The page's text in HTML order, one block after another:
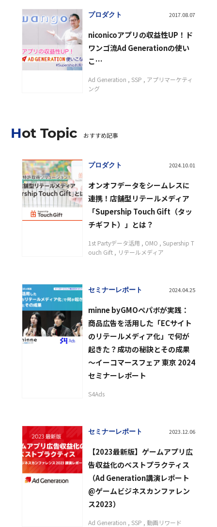
プロダクト 2017.08.07
niconicoアプリの収益性UP！ド
ワンゴ流Ad Generationの使い
こ…
Ad Generation SSP
アプリマーケティ
ング
Hot Topic おすすめ記事
プロダクト 2024.10.01
オンオフデータをシームレスに
連携！店舗型リテールメディア
「Supership Touch Gift（タッ
チギフト）」とは？
1st Partyデータ活用 OMO
Supership T
ouch Gift
リテールメディア
セミナーレポート 2024.04.25
minne byGMOペパボが実践：
商品広告を活用した「ECサイト
のリテールメディア化」で何が
起きた？成功の秘訣とその成果
〜イーコマースフェア 東京 2024
セミナーレポート
S4Ads
セミナーレポート 2023.12.06
【2023最新版】ゲームアプリ広
告収益化のベストプラクティス
（Ad Generation講演レポート
@ゲームビジネスカンファレン
ス2023）
Ad Generation SSP 動画リワード